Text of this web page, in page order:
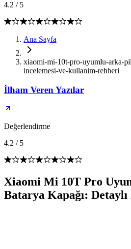
4.2 / 5
Ana Sayfa
xiaomi-mi-10t-pro-uyumlu-arka-
incelemesi-ve-kullanim-rehberi
İlham Veren Yazılar
Değerlendirme
4.2 / 5
Xiaomi Mi 10T Pro
Batarya Kapağı: